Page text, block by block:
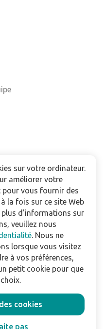
sur votre ordinateur.
améliorer votre
pour vous fournir des
la fois sur ce site Web
plus d'informations sur
veuillez nous
. Nous ne
lorsque vous visitez
à vos préférences,
petit cookie pour que
cookies
pas